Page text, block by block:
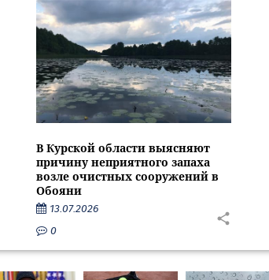
В Курской области выясняют
причину неприятного запаха
возле очистных сооружений в
Обояни
13.07.2026
0